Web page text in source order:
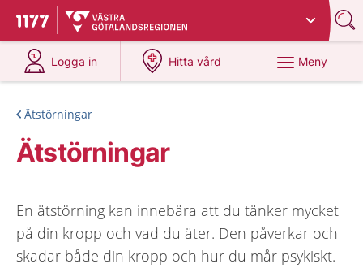
Till startsidan för 1177
Du har valt region
Logga in
på 1177.se
Hitta vård
på 1177.se
Meny
Ätstörningar
Ätstörningar
En ätstörning kan innebära att du tänker mycket
på din kropp och vad du äter. Den påverkar och
skadar både din kropp och hur du mår psykiskt.